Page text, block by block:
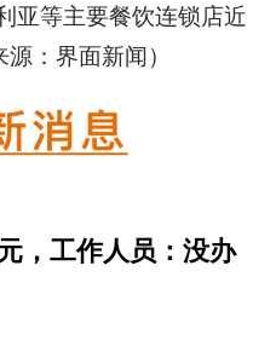
亚等主要餐饮连锁店近
：界面新闻）
，工作人员：没办